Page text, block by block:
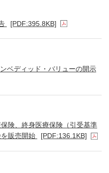
[PDF:395.8KB]
ベディッド・バリューの開示
険、終身医療保険（引受基準
販売開始
[PDF:136.1KB]